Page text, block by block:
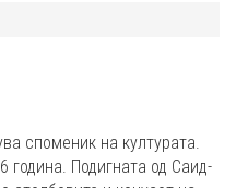
споменик на културата.
година. Подигната од Саид-